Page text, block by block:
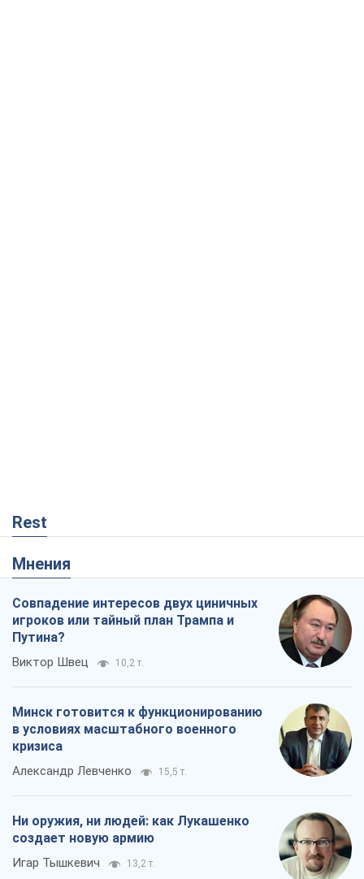
Rest
Мнения
Совпадение интересов двух циничных
игроков или тайный план Трампа и
Путина?
Виктор Швец 10,2 т.
Минск готовится к функционированию
в условиях масштабного военного
кризиса
Александр Левченко 15,5 т.
Ни оружия, ни людей: как Лукашенко
создает новую армию
Игар Тышкевич 13,2 т.